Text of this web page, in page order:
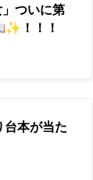
」ついに第
！！！
本が当た